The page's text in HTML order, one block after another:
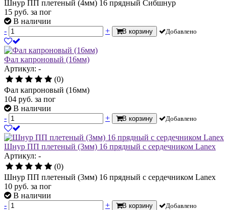
Шнур ПП плетеный (4мм) 16 прядный Сибшнур
15 руб. за пог
В наличии
-
+ В корзину Добавлено
Фал капроновый (16мм)
Артикул: -
(0)
Фал капроновый (16мм)
104 руб. за пог
В наличии
-
+ В корзину Добавлено
Шнур ПП плетеный (3мм) 16 прядный с сердечником Lanex
Артикул: -
(0)
Шнур ПП плетеный (3мм) 16 прядный с сердечником Lanex
10 руб. за пог
В наличии
-
+ В корзину Добавлено